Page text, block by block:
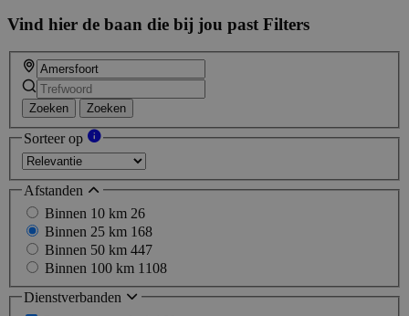
Vind hier de baan die bij jou past Filters
Zoeken Zoeken
Sorteer op
Afstanden
Binnen 10 km 26
Binnen 25 km 168
Binnen 50 km 447
Binnen 100 km 1108
Dienstverbanden